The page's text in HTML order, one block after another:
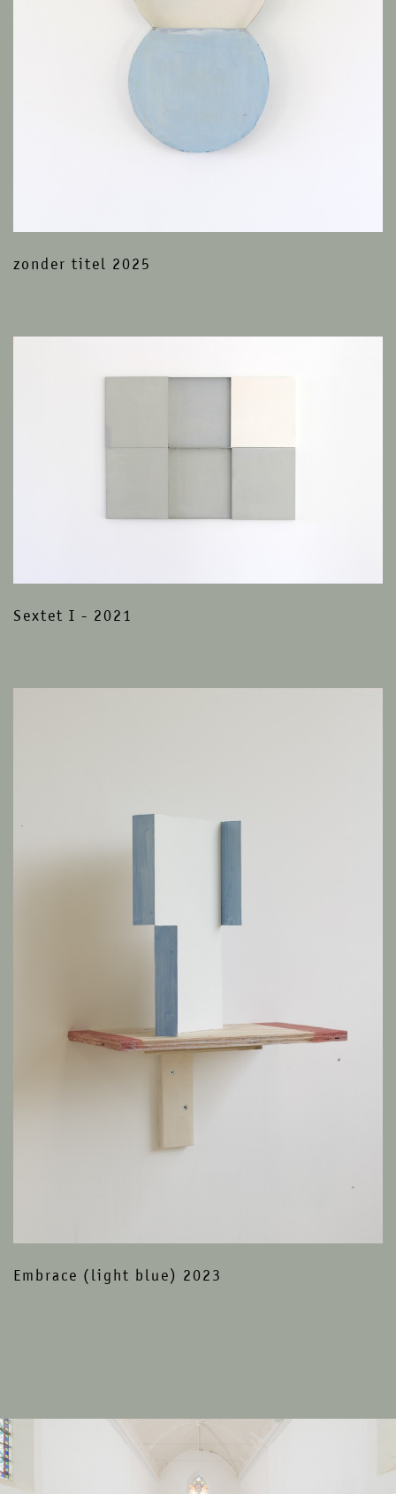
zonder titel 2025
Sextet I - 2021
Embrace (light blue) 2023